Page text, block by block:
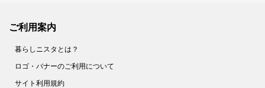
ご利用案内
暮らしニスタとは？
ロゴ・バナーのご利用について
サイト利用規約